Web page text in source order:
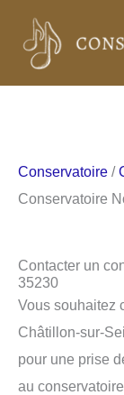
contenu
Conservatoire /
Conservatoire
Contacter un
35230
Vous souhaitez
Châtillon-sur-
pour une prise
au